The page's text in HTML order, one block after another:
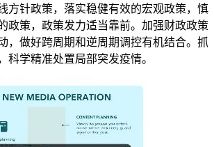
方针政策，落实稳健有效的宏观政策，慎
政策，政策发力适当靠前。加强财政政策
，做好跨周期和逆周期调控有机结合。抓
科学精准处置局部突发疫情。